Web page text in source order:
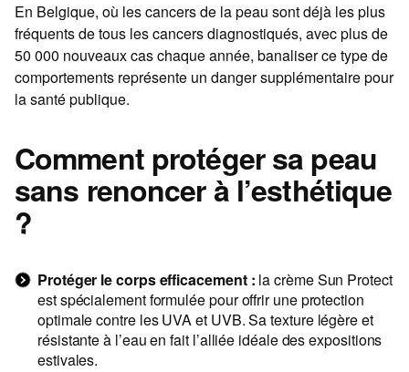
En Belgique, où les cancers de la peau sont déjà les plus
fréquents de tous les cancers diagnostiqués, avec plus de
50 000 nouveaux cas chaque année, banaliser ce type de
comportements représente un danger supplémentaire pour
la santé publique.
Comment protéger sa peau
sans renoncer à l’esthétique
?
Protéger le corps efficacement : la crème Sun Protect
est spécialement formulée pour offrir une protection
optimale contre les UVA et UVB. Sa texture légère et
résistante à l’eau en fait l’alliée idéale des expositions
estivales.